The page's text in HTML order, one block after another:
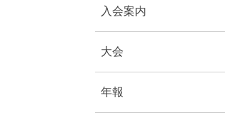
入会案内
大会
年報